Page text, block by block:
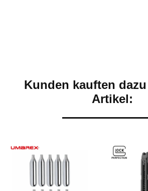
Kunden kauften
Artikel: